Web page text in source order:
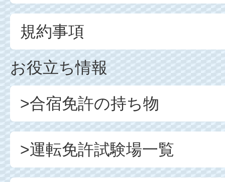
規約事項
お役立ち情報
>合宿免許の持ち物
>運転免許試験場一覧